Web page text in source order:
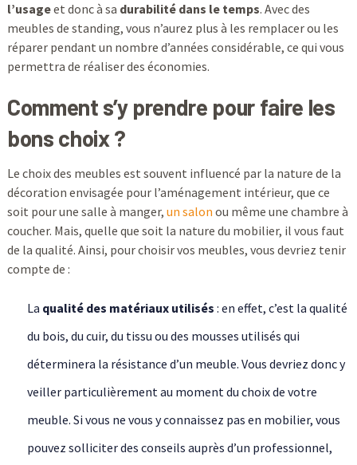
l’usageet donc à sa durabilité dans le temps. Avec des
meubles de standing, vous n’aurez plus à les remplacer ou les
réparer pendant un nombre d’années considérable, ce qui vous
permettra de réaliser des économies.
Comment s’y prendre pour faire les
bons choix ?
Le choix des meubles est souvent influencé par la nature de la
décoration envisagée pour l’aménagement intérieur, que ce
soit pour une salle à manger, un salon ou même une chambre à
coucher. Mais, quelle que soit la nature du mobilier, il vous faut
de la qualité. Ainsi, pour choisir vos meubles, vous devriez tenir
compte de :
La qualité des matériaux utilisés : en effet, c’est la qualité
du bois, du cuir, du tissu ou des mousses utilisés qui
déterminera la résistance d’un meuble. Vous devriez donc y
veiller particulièrement au moment du choix de votre
meuble. Si vous ne vous y connaissez pas en mobilier, vous
pouvez solliciter des conseils auprès d’un professionnel,